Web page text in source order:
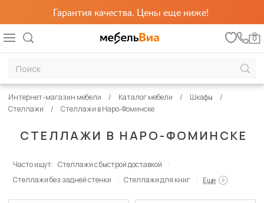
Гарантия качества. Цены еще ниже!
0
СТЕЛЛАЖИ В НАРО-ФОМИНСКЕ
Интернет-магазин мебели Каталог мебели
Шкафы
Стеллажи
Стеллажи в Наро-Фоминске
Часто ищут: Стеллажи с быстрой доставкой
Стеллажи без задней стенки
Стеллажи для книг Еще